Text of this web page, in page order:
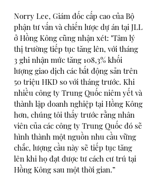
Norry Lee, Giám đốc cấp cao của Bộ
phận tư vấn và chiến lược dự án tại JLL
ở Hồng Kông cũng nhận xét: "Tâm lý
thị trường tiếp tục tăng lên, với tháng
3 ghi nhận mức tăng 108,3% khối
lượng giao dịch các bất động sản trên
50 triệu HKD so với tháng trước. Khi
nhiều công ty Trung Quốc niêm yết và
thành lập doanh nghiệp tại Hồng Kông
hơn, chúng tôi thấy trước rằng nhân
viên của các công ty Trung Quốc đó sẽ
hình thành một nguồn nhu cầu vững
chắc, lượng cầu này sẽ tiếp tục tăng
lên khi họ đạt được tư cách cư trú tại
Hồng Kông sau một thời gian.”